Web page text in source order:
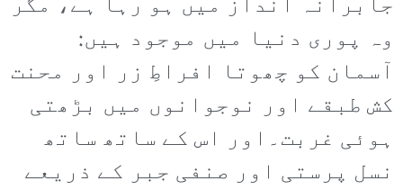
وہ پوری دنیا میں موجود ہیں:
آسمان کو چھوتا افراطِ زر اور محنت
کش طبقے اور نوجوانوں میں بڑھتی
ہوئی غربت۔اور اس کے ساتھ ساتھ
نسل پرستی اور صنفی جبر کے ذریعے